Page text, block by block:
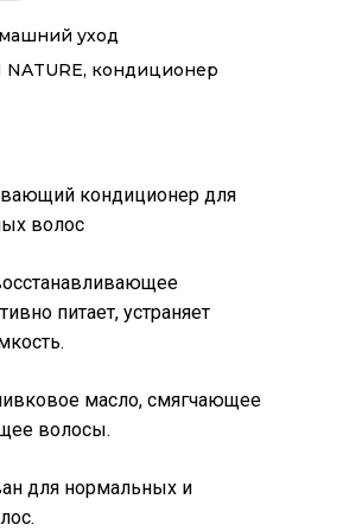
уход
NATURE, кондиционер
кондиционер для
волос
питает, устраняет
масло, смягчающее
волосы.
для нормальных и